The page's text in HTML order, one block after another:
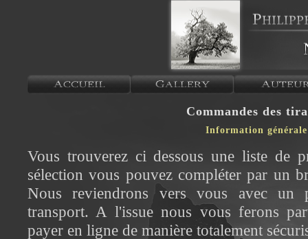
Commandes des
Information générale
Vous trouverez ci dessous une liste de
sélection vous pouvez compléter par un
Nous reviendrons vers vous avec
transport. A l'issue nous vous ferons
payer en ligne de manière totalement